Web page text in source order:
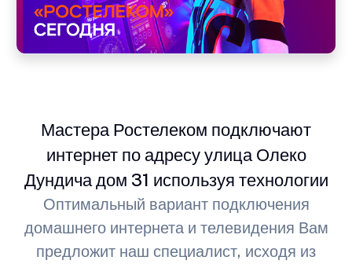
Мастера Ростелеком подключают
интернет по адресу улица Олеко
Дундича дом 31 используя технологии
Оптимальный вариант подключения
домашнего интернета и телевидения Вам
предложит наш специалист, исходя из